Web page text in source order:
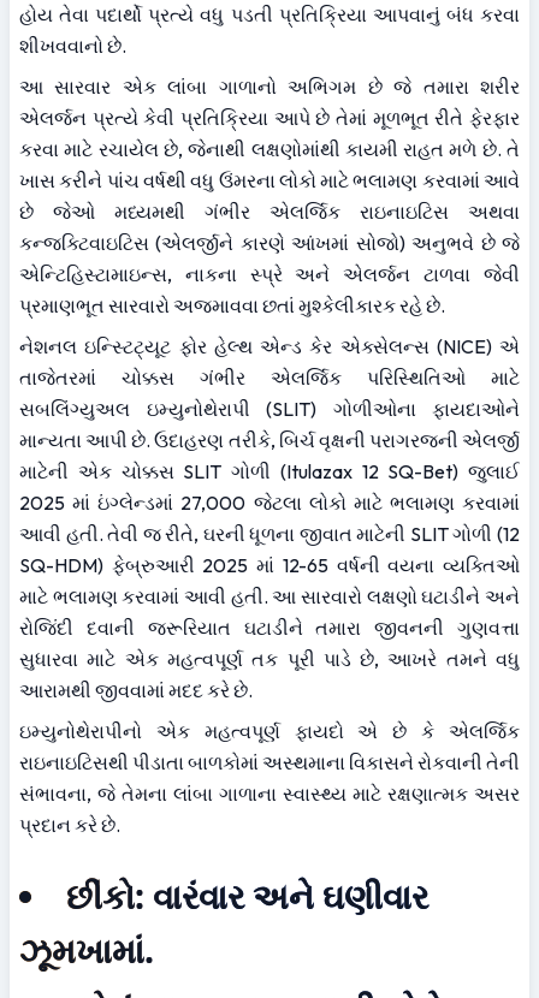
હોય તેવા પદાર્થો પ્રત્યે વધુ પડતી પ્રતિક્રિયા આપવાનું બંધ કરવા
શીખવવાનો છે.
આ સારવાર એક લાંબા ગાળાનો અભિગમ છે જે તમારા શરીર
એલર્જન પ્રત્યે કેવી પ્રતિક્રિયા આપે છે તેમાં મૂળભૂત રીતે ફેરફાર
કરવા માટે રચાયેલ છે, જેનાથી લક્ષણોમાંથી કાયમી રાહત મળે છે. તે
ખાસ કરીને પાંચ વર્ષથી વધુ ઉંમરના લોકો માટે ભલામણ કરવામાં આવે
છે જેઓ મધ્યમથી ગંભીર એલર્જિક રાઇનાઇટિસ અથવા
કન્જક્ટિવાઇટિસ (એલર્જીને કારણે આંખમાં સોજો) અનુભવે છે જે
એન્ટિહિસ્ટામાઇન્સ, નાકના સ્પ્રે અને એલર્જન ટાળવા જેવી
પ્રમાણભૂત સારવારો અજમાવવા છતાં મુશ્કેલીકારક રહે છે.
નેશનલ ઇન્સ્ટિટ્યૂટ ફોર હેલ્થ એન્ડ કેર એક્સેલન્સ (NICE) એ
તાજેતરમાં ચોક્કસ ગંભીર એલર્જિક પરિસ્થિતિઓ માટે
સબલિંગ્યુઅલ ઇમ્યુનોથેરાપી (SLIT) ગોળીઓના ફાયદાઓને
માન્યતા આપી છે. ઉદાહરણ તરીકે, બિર્ચ વૃક્ષની પરાગરજની એલર્જી
માટેની એક ચોક્કસ SLIT ગોળી (Itulazax 12 SQ-Bet) જુલાઈ
2025 માં ઇંગ્લેન્ડમાં 27,000 જેટલા લોકો માટે ભલામણ કરવામાં
આવી હતી. તેવી જ રીતે, ઘરની ધૂળના જીવાત માટેની SLIT ગોળી (12
SQ-HDM) ફેબ્રુઆરી 2025 માં 12-65 વર્ષની વયના વ્યક્તિઓ
માટે ભલામણ કરવામાં આવી હતી. આ સારવારો લક્ષણો ઘટાડીને અને
રોજિંદી દવાની જરૂરિયાત ઘટાડીને તમારા જીવનની ગુણવત્તા
સુધારવા માટે એક મહત્વપૂર્ણ તક પૂરી પાડે છે, આખરે તમને વધુ
આરામથી જીવવામાં મદદ કરે છે.
ઇમ્યુનોથેરાપીનો એક મહત્વપૂર્ણ ફાયદો એ છે કે એલર્જિક
રાઇનાઇટિસથી પીડાતા બાળકોમાં અસ્થમાના વિકાસને રોકવાની તેની
સંભાવના, જે તેમના લાંબા ગાળાના સ્વાસ્થ્ય માટે રક્ષણાત્મક અસર
પ્રદાન કરે છે.
છીંકો: વારંવાર અને ઘણીવાર
ઝૂમખામાં.